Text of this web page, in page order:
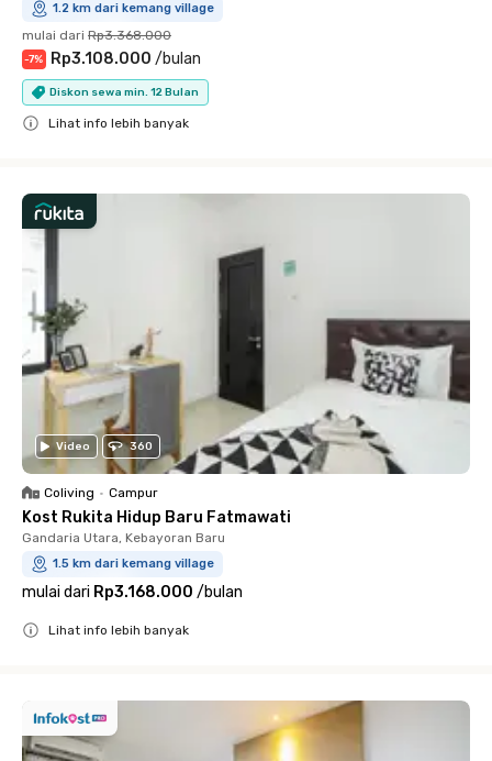
1.2 km dari kemang village
mulai dari Rp3.368.000
-7% Rp3.108.000 /bulan
Diskon sewa min. 12 Bulan
Lihat info lebih banyak
Video 360
Coliving • Campur
Kost Rukita Hidup Baru Fatmawati
Gandaria Utara, Kebayoran Baru
1.5 km dari kemang village
mulai dari Rp3.168.000 /bulan
Lihat info lebih banyak